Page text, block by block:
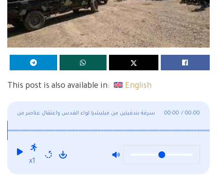
This post is also available in: English
سرقة بندقيتين من ميليشيا لواء القدس واعتقال عناصر من 00:00 / 00:00
x1